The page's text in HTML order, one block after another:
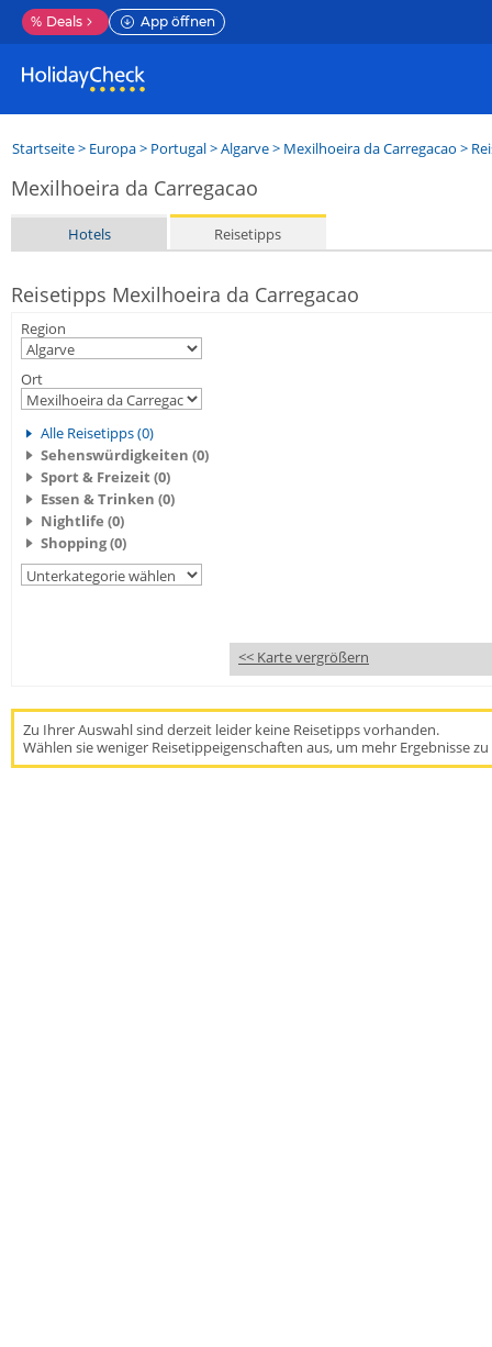
% Deals App öffnen
Startseite> Europa> Portugal>Algarve> Mexilhoeira da Carregacao >
Mexilhoeira da Carregacao
Hotels Reisetipps
Reisetipps Mexilhoeira da Carregacao
Region
Ort
Alle Reisetipps (0)
Sehenswürdigkeiten (0)
Sport & Freizeit (0)
Essen & Trinken (0)
Nightlife (0)
Shopping (0)
<< Karte vergrößern
Zu Ihrer Auswahl sind derzeit leider keine Reisetipps vorhanden.
Wählen sie weniger Reisetippeigenschaften aus, um mehr Ergebnisse